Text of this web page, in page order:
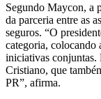
Segundo Maycon, a
da parceria entre as
seguros. “O
categoria, colocando
iniciativas conjuntas.
Cristiano, que
PR”, afirma.